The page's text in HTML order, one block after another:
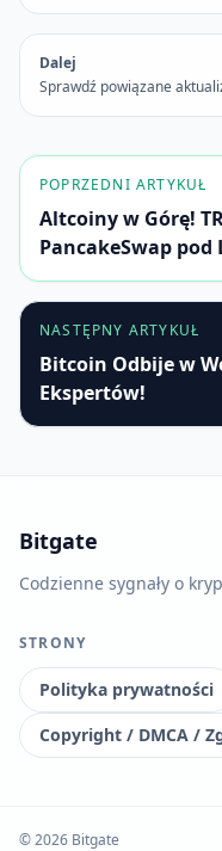
Dalej
Sprawdź powiązane
POPRZEDNI ARTYKUŁ
Altcoiny w Górę!
PancakeSwap
NASTĘPNY ARTYKUŁ
Bitcoin Odbije w
Ekspertów!
Bitgate
Codzienne sygnały o
STRONY
Polityka prywatności
Copyright / DMCA /
© 2026 Bitgate